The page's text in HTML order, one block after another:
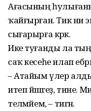
Ағасының
ҡайғырған. Тик ни
сығарырға кәрәк.
Ике туғанды ла
саҡ кесеһе илап
– Атайым үлер
итеп йәшәгеҙ, тине.
теләмәйем, – тигән.